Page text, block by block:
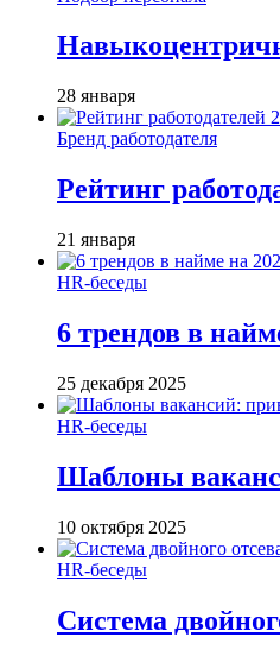
28 января
Бренд работодателя
Рейтинг
21 января
HR-беседы
6 трендов в
25 декабря 2025
HR-беседы
Шаблоны
10 октября 2025
HR-беседы
Система